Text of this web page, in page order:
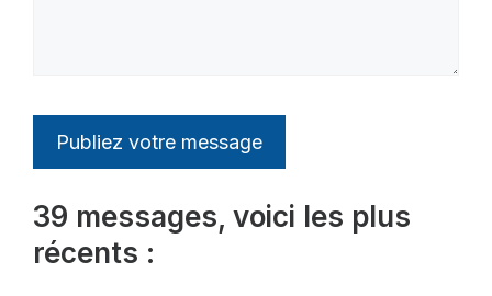
39 messages, voici les plus
récents :